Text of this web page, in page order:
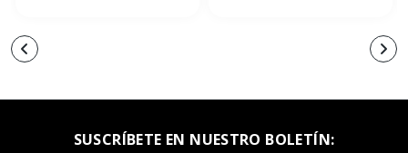
SUSCRÍBETE EN NUESTRO BOLETÍN: